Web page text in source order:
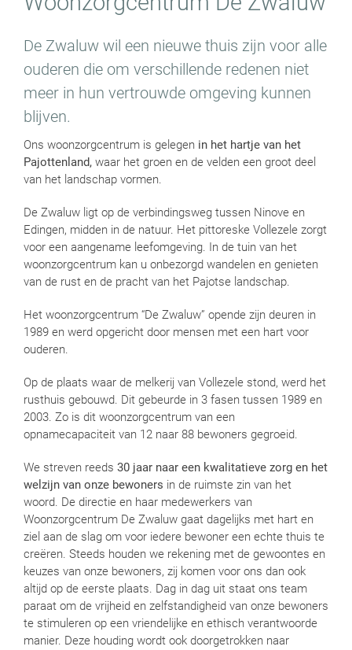
De Zwaluw wil een nieuwe thuis zijn voor alle
ouderen die om verschillende redenen niet
meer in hun vertrouwde omgeving kunnen
blijven.
Ons woonzorgcentrum is gelegen in het hartje van het
Pajottenland, waar het groen en de velden een groot deel
van het landschap vormen.
De Zwaluw ligt op de verbindingsweg tussen Ninove en
Edingen, midden in de natuur. Het pittoreske Vollezele zorgt
voor een aangename leefomgeving. In de tuin van het
woonzorgcentrum kan u onbezorgd wandelen en genieten
van de rust en de pracht van het Pajotse landschap.
Het woonzorgcentrum “De Zwaluw” opende zijn deuren in
1989 en werd opgericht door mensen met een hart voor
ouderen.
Op de plaats waar de melkerij van Vollezele stond, werd het
rusthuis gebouwd. Dit gebeurde in 3 fasen tussen 1989 en
2003. Zo is dit woonzorgcentrum van een
opnamecapaciteit van 12 naar 88 bewoners gegroeid.
We streven reeds 30 jaar naar een kwalitatieve zorg en het
welzijn van onze bewoners in de ruimste zin van het
woord. De directie en haar medewerkers van
Woonzorgcentrum De Zwaluw gaat dagelijks met hart en
ziel aan de slag om voor iedere bewoner een echte thuis te
creëren. Steeds houden we rekening met de gewoontes en
keuzes van onze bewoners, zij komen voor ons dan ook
altijd op de eerste plaats. Dag in dag uit staat ons team
paraat om de vrijheid en zelfstandigheid van onze bewoners
te stimuleren op een vriendelijke en ethisch verantwoorde
manier. Deze houding wordt ook doorgetrokken naar